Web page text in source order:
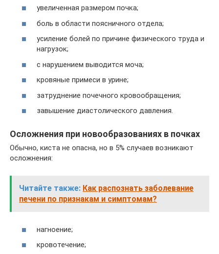
увеличенная размером почка;
боль в области поясничного отдела;
усиление болей по причине физического труда и
нагрузок;
с нарушением выводится моча;
кровяные примеси в урине;
затруднение почечного кровообращения;
завышение диастолического давления.
Осложнения при новообразованиях в почках
Обычно, киста не опасна, но в 5% случаев возникают
осложнения:
Читайте также: Как распознать заболевание
печени по признакам и симптомам?
нагноение;
кровотечение;